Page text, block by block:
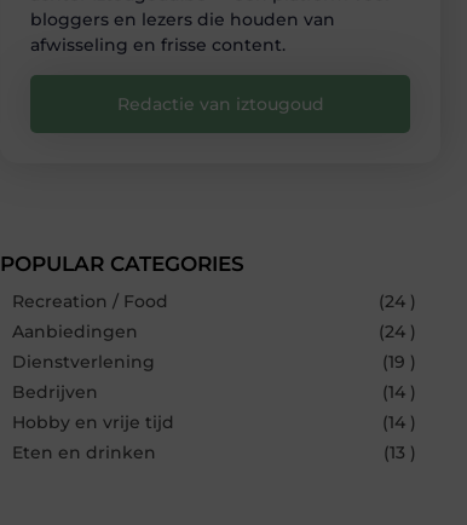
bloggers en lezers die houden van
afwisseling en frisse content.
Redactie van iztougoud
POPULAR CATEGORIES
Recreation / Food
(24 )
Aanbiedingen
(24 )
Dienstverlening
(19 )
Bedrijven
(14 )
Hobby en vrije tijd
(14 )
Eten en drinken
(13 )